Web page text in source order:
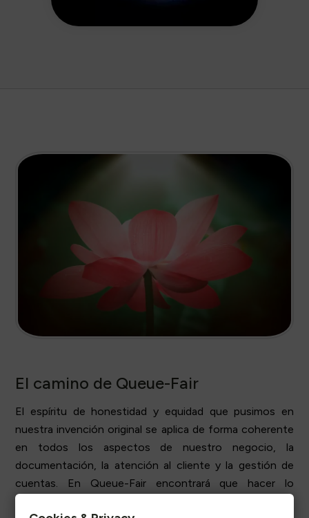
El camino de Queue-Fair
El espíritu de honestidad y equidad que pusimos en
nuestra invención original se aplica de forma coherente
en todos los aspectos de nuestro negocio, la
documentación, la atención al cliente y la gestión de
cuentas. En Queue-Fair encontrará que hacer lo
correcto y hacer lo correcto por nuestros clientes y sus